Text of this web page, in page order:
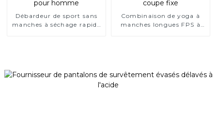
Débardeur de sport sans
manches à séchage rapide
Combinaison de yoga à
manches longues FPS à